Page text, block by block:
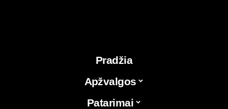
Pradžia
Apžvalgos
Patarimai